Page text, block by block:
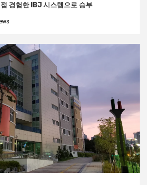
경험한 IBJ 시스템으로 승부